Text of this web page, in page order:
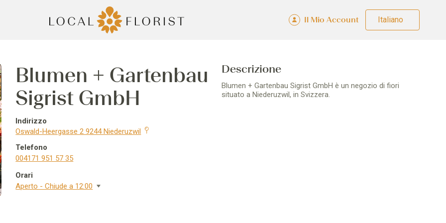
Il Mio Account
Blumen + Gartenbau
Sigrist GmbH
Indirizzo
Oswald-Heergasse 2 9244 Niederuzwil
Telefono
004171 951 57 35
Orari
Aperto - Chiude a 12:00
Descrizione
Blumen + Gartenbau Sigrist GmbH è un negozio di fiori
situato a Niederuzwil, in Svizzera.